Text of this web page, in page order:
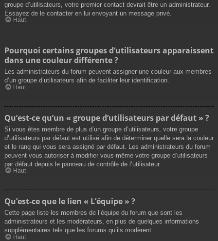
groupe d’utilisateurs, votre premier contact devrait être un administrateur.
Essayez de le contacter en lui envoyant un message privé.
Haut
Pourquoi certains groupes d’utilisateurs apparaissent
dans une couleur différente ?
Les administrateurs du forum peuvent assigner une couleur aux membres
d’un groupe d’utilisateurs afin de faciliter leur identification.
Haut
Qu’est-ce qu’un « groupe d’utilisateurs par défaut » ?
Si vous êtes membre de plus d’un groupe d’utilisateurs, votre groupe
d’utilisateurs par défaut est utilisé afin de déterminer quelle sera la couleur
et le rang qui vous sera assigné par défaut. Les administrateurs du forum
peuvent vous autoriser à modifier vous-même votre groupe d’utilisateurs
par défaut depuis le panneau de contrôle de l’utilisateur.
Haut
Qu’est-ce que le lien « L’équipe » ?
Cette page liste les membres de l’équipe du forum que sont les
administrateurs et les modérateurs, en plus de quelques informations
supplémentaires tels que les forums qu’ils modèrent.
Haut